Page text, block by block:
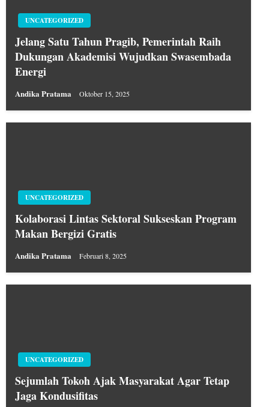
UNCATEGORIZED
Jelang Satu Tahun Pragib, Pemerintah Raih
Dukungan Akademisi Wujudkan Swasembada
Energi
Andika Pratama Oktober 15, 2025
UNCATEGORIZED
Kolaborasi Lintas Sektoral Sukseskan Program
Makan Bergizi Gratis
Andika Pratama Februari 8, 2025
UNCATEGORIZED
Sejumlah Tokoh Ajak Masyarakat Agar Tetap
Jaga Kondusifitas